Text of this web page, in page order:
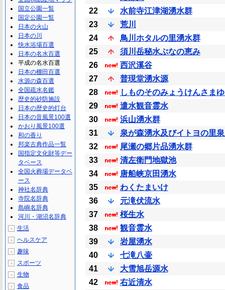
22
水前寺江津湖湧水群
23
荒川
24
鳥川ホタルの里湧水群
25
須川岳秘水ぶなの恵み
26
西沢溪谷
27
普現堂湧水源
28
しものそのみょうけんさま
29
遣水観音霊水
30
浜山湧水群
31
泉が森湧水及びイトヨの里
32
尾瀬の郷片品湧水群
33
清左衛門地獄池
34
唐船峡京田湧水
35
わくたまいけ
36
元滝伏流水
37
桜生水
38
観音霊水
39
岩屋湧水
40
七滝八壷
41
大雪旭岳源水
42
右近清水
国立公園一覧
国定公園一覧
日本の火山
日本の川
快水浴場百選
日本の名水百選
平成の名水百選
日本の棚田百選
水源の森百選
全国疏水名鑑
歴史的砂防施設
日本の歴史的灯台
日本の音風景100選
かおり風景100選
和の香り
邦楽古典作品一覧
国指定文化財等デー
タベース
全国火葬場データベ
ース
神社名辞典
寺院名辞典
島嶼名辞典
河川・湖沼名辞典
＋ 生活
＋ ヘルスケア
＋ 趣味
＋ スポーツ
＋ 生物
＋ 食品